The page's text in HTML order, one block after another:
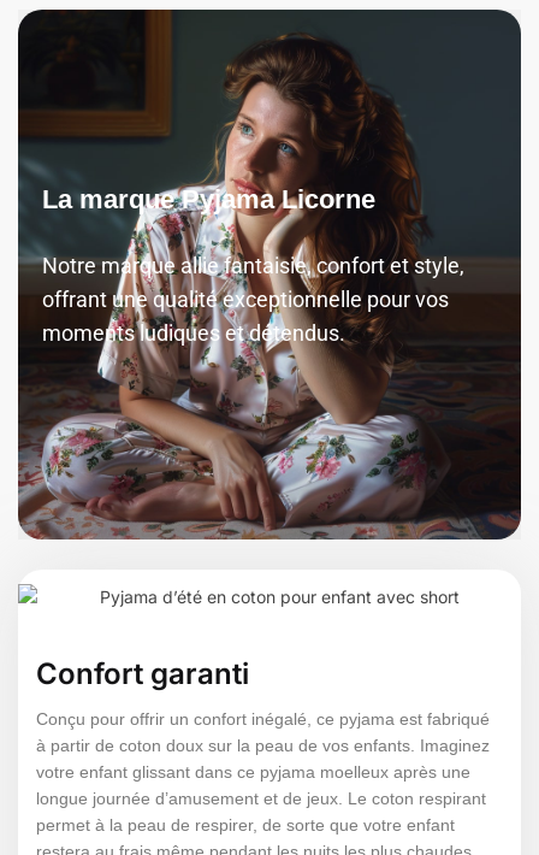
La marque Pyjama Licorne
Notre marque allie fantaisie, confort et style,
offrant une qualité exceptionnelle pour vos
moments ludiques et détendus.
Confort garanti
Conçu pour offrir un confort inégalé, ce pyjama est fabriqué
à partir de coton doux sur la peau de vos enfants. Imaginez
votre enfant glissant dans ce pyjama moelleux après une
longue journée d’amusement et de jeux. Le coton respirant
permet à la peau de respirer, de sorte que votre enfant